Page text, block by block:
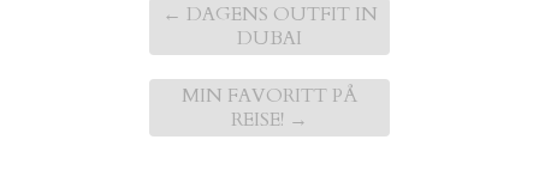
← DAGENS OUTFIT IN
DUBAI
MIN FAVORITT PÅ
REISE! →